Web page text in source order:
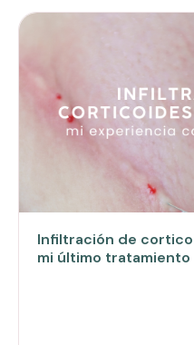
Infiltración de
mi último tratamiento